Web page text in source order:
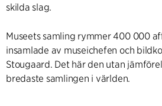
skilda slag.
Museets samling rymmer 400 000
insamlade av museichefen och
Stougaard. Det här den utan
bredaste samlingen i världen.